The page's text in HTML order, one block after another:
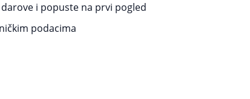
i popuste na prvi pogled
podacima